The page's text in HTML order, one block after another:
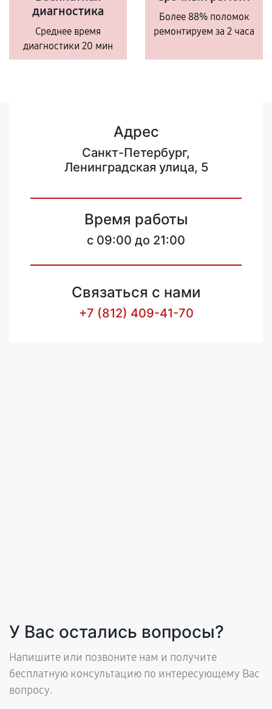
диагностика
Среднее время
диагностики 20 мин
Более 88% поломок
ремонтируем за 2 часа
Адрес
Санкт-Петербург,
Ленинградская улица, 5
Время работы
c 09:00 до 21:00
Связаться с нами
+7 (812) 409-41-70
У Вас остались вопросы?
Напишите или позвоните нам и получите
бесплатную консультацию по интересующему Вас
вопросу.